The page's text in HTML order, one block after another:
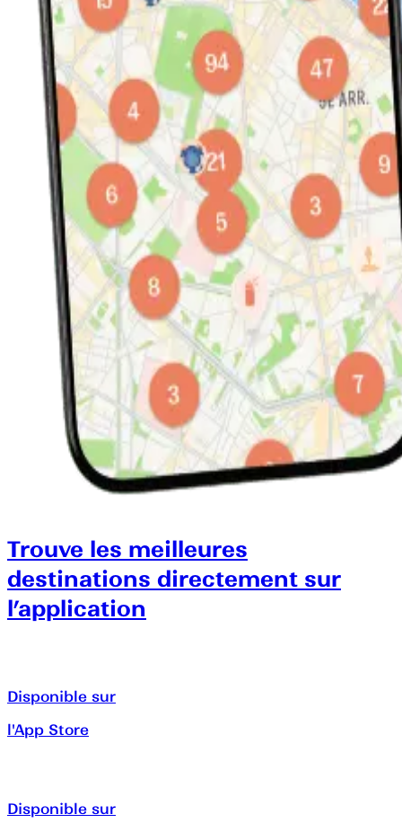
Trouve les meilleures
destinations directement sur
l’application
Disponible sur
l'App Store
Disponible sur